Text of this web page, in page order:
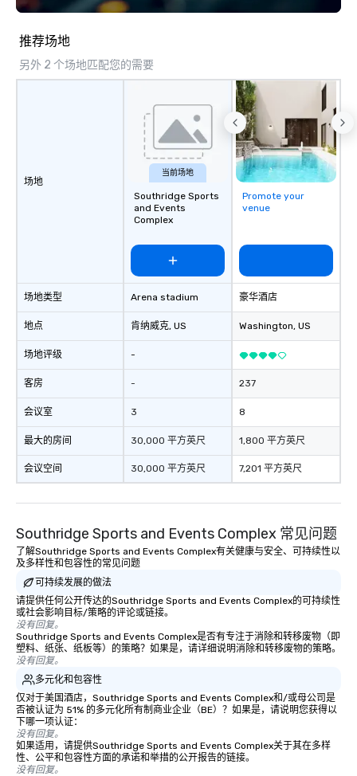
and shower. The
berth layout. The
located, close to
Lake Union, U of W,
Washington.
推荐场地
另外 2 个场地匹配您的需要
场地
场地类型
地点
场地评级
客房
会议室
最大的房间
会议空间
当前场地
Southridge Sports
and Events
Complex
Arena stadium
肯纳威克, US
-
-
3
30,000 平方英尺
30,000 平方英尺
Promote your
venue
豪华酒店
Washington, US
237
8
1,800 平方英尺
7,201 平方英尺
Southridge Sports and Events Complex 常见问题
了解Southridge Sports and Events Complex有关健康与安全、可持续性以
及多样性和包容性的常见问题
可持续发展的做法
请提供任何公开传达的Southridge Sports and Events Complex的可持续性
或社会影响目标/策略的评论或链接。
没有回复。
Southridge Sports and Events Complex是否有专注于消除和转移废物（即
塑料、纸张、纸板等）的策略？如果是，请详细说明消除和转移废物的策略。
没有回复。
多元化和包容性
仅对于美国酒店，Southridge Sports and Events Complex和/或母公司是
否被认证为 51% 的多元化所有制商业企业（BE）？如果是，请说明您获得以
下哪一项认证：
没有回复。
如果适用，请提供Southridge Sports and Events Complex关于其在多样
性、公平和包容性方面的承诺和举措的公开报告的链接。
没有回复。